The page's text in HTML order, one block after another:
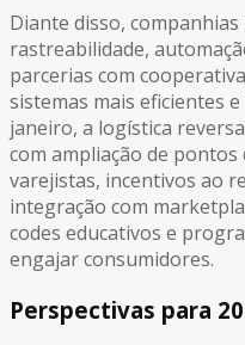
Diante disso,
rastreabilidade,
parcerias com
sistemas mais eficientes
janeiro, a logística
com ampliação de pontos
varejistas, incentivos ao
integração com
codes educativos e
engajar consumidores.
Perspectivas para